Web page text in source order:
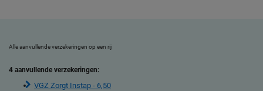
Alle aanvullende verzekeringen op een rij
4 aanvullende verzekeringen:
VGZ Zorgt Instap - 6,50